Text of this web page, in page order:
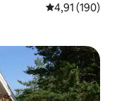
Průměrné
4,91 (190)